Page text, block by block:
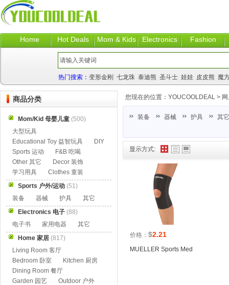
Home Hot Deals Mom & Kids Electronics Fashion
热门搜索： 变形金刚 七龙珠 泰迪熊 圣斗士 娃娃 皮皮熊 魔
显示方式:
价格： $2.21
MUELLER Sports Med
您现在的位置： YOUCOOLDEAL >
装备 器械 护具 其它
商品分类
Mom/Kid 母婴儿童 (500)
大型玩具
Educational Toy 益智玩具
DIY
Sports 运动
F&B 吃喝
Other 其它
Decor 装饰
学习用具
Clothes 童装
Sports 户外/运动 (51)
装备
器械 护具
其它
Electronics 电子 (88)
电子书
家用电器
其它
Home 家居 (817)
Living Room 客厅
Bedroom 卧室
Kitchen 厨房
Dining Room 餐厅
Garden 园艺
Outdoor 户外